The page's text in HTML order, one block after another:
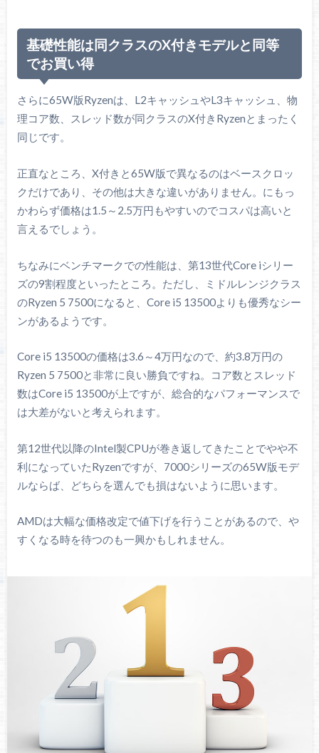
基礎性能は同クラスのX付きモデルと同等
でお買い得
さらに65W版Ryzenは、L2キャッシュやL3キャッシュ、物
理コア数、スレッド数が同クラスのX付きRyzenとまったく
同じです。
正直なところ、X付きと65W版で異なるのはベースクロッ
クだけであり、その他は大きな違いがありません。にもっ
かわらず価格は1.5～2.5万円もやすいのでコスパは高いと
言えるでしょう。
ちなみにベンチマークでの性能は、第13世代Core iシリー
ズの9割程度といったところ。ただし、ミドルレンジクラス
のRyzen 5 7500になると、Core i5 13500よりも優秀なシー
ンがあるようです。
Core i5 13500の価格は3.6～4万円なので、約3.8万円の
Ryzen 5 7500と非常に良い勝負ですね。コア数とスレッド
数はCore i5 13500が上ですが、総合的なパフォーマンスで
は大差がないと考えられます。
第12世代以降のIntel製CPUが巻き返してきたことでやや不
利になっていたRyzenですが、7000シリーズの65W版モデ
ルならば、どちらを選んでも損はないように思います。
AMDは大幅な価格改定で値下げを行うことがあるので、や
すくなる時を待つのも一興かもしれません。